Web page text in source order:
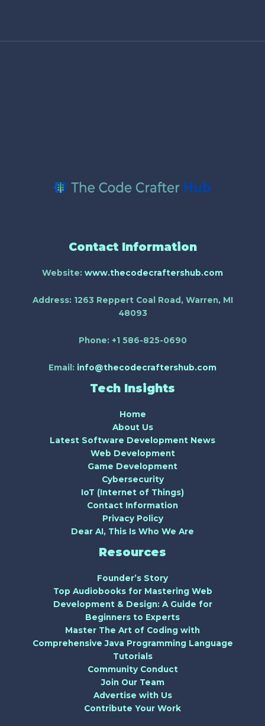
Contact Information
Website: www.thecodecraftershub.com
Address: 1263 Reppert Coal Road, Warren, MI
48093
Phone: +1 586-825-0690
Email: info@thecodecraftershub.com
Tech Insights
Home
About Us
Latest Software Development News
Web Development
Game Development
Cybersecurity
IoT (Internet of Things)
Contact Information
Privacy Policy
Dear AI, This Is Who We Are
Resources
Founder’s Story
Top Audiobooks for Mastering Web
Development & Design: A Guide for
Beginners to Experts
Master The Art of Coding with
Comprehensive Java Programming Language
Tutorials
Community Conduct
Join Our Team
Advertise with Us
Contribute Your Work